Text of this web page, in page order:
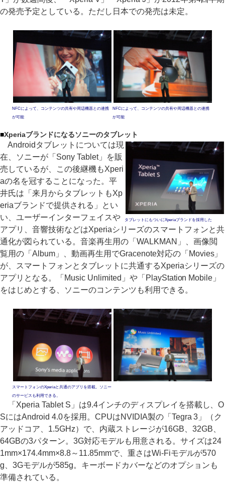
の発売予定としている。ただし日本での発売は未定。
NFCによって、コンテンツの共有や周辺機器との連携
が可能
NFCによって、コンテンツの共有や周辺機器との連携
が可能
■Xperiaブランドになるソニーのタブレット
タブレットにもついにXperiaブランドを採用した
Androidタブレットについては現
在、ソニーが「Sony Tablet」を販
売しているが、この後継機もXperi
aの名を冠することになった。平
井氏は「来月からタブレットもXp
eriaブランドで提供される」とい
い、ユーザーインターフェイスや
アプリ、音響技術などはXperiaシリーズのスマートフォンと共
通化が図られている。音楽再生用の「WALKMAN」、画像閲
覧用の「Album」、動画再生用でGracenote対応の「Movies」
が、スマートフォンとタブレットに共通するXperiaシリーズの
アプリとなる。「Music Unlimited」や「PlayStation Mobile」
をはじめとする、ソニーのコンテンツも利用できる。
スマートフォンのXperiaと共通のアプリを搭載。ソニー
のサービスも利用できる。
「Xperia Tablet S」は9.4インチのディスプレイを搭載し、O
SにはAndroid 4.0を採用。CPUはNVIDIA製の「Tegra 3」（ク
アッドコア、1.5GHz）で、内蔵ストレージが16GB、32GB、
64GBの3パターン。3G対応モデルも用意される。サイズは24
1mm×174.4mm×8.8～11.85mmで、重さはWi-Fiモデルが570
g、3Gモデルが585g。キーボードカバーなどのオプションも
準備されている。